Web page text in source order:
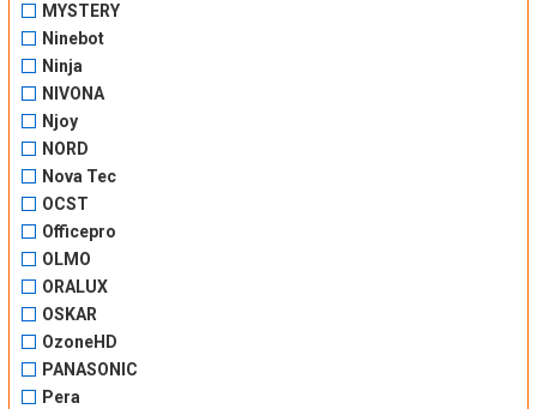
MYSTERY
Ninebot
Ninja
NIVONA
Njoy
NORD
Nova Tec
OCST
Officepro
OLMO
ORALUX
OSKAR
OzoneHD
PANASONIC
Pera